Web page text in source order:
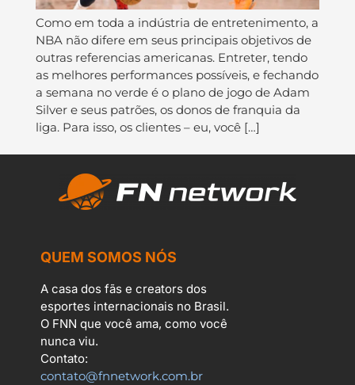
Como em toda a indústria de entretenimento, a
NBA não difere em seus principais objetivos de
outras referencias americanas. Entreter, tendo
as melhores performances possíveis, e fechando
a semana no verde é o plano de jogo de Adam
Silver e seus patrões, os donos de franquia da
liga. Para isso, os clientes – eu, você […]
QUEM SOMOS NÓS
A casa dos fãs e creators dos
esportes internacionais no Brasil.
O FNN que você ama, como você
nunca viu.
Contato:
contato@fnnetwork.com.br